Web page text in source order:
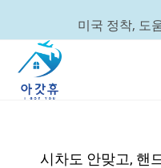
미국 정착, 도
시차도 안맞고, 핸